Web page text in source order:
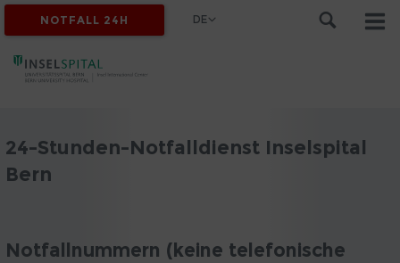
NOTFALL 24H DE
24-Stunden-Notfalldienst Inselspital
Bern
Notfallnummern (keine telefonische